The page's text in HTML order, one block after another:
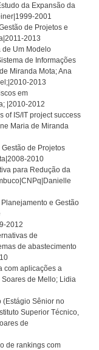
da Expansão da
2001
de Projetos e
2013
de Um Modelo
de Informações
Miranda Mota; Ana
2013
em
|2010-2012
of IS/IT project success
Maria de Miranda
de Projetos
2010
para Redução da
e Gestão
2012
de
de abastecimento
com aplicações a
de Mello; Lidia
(Estágio Sênior no
Superior Técnico,
de
de rankings com